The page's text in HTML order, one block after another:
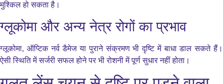
मुश्किल हो सकता है।
ग्लूकोमा और अन्य नेत्र रोगों का प्रभाव
ग्लूकोमा, ऑप्टिक नर्व डैमेज या पुराने संक्रमण भी दृष्टि में बाधा डाल सकते हैं।
ऐसी स्थिति में सर्जरी सफल होने पर भी रोशनी में पूर्ण सुधार नहीं होता।